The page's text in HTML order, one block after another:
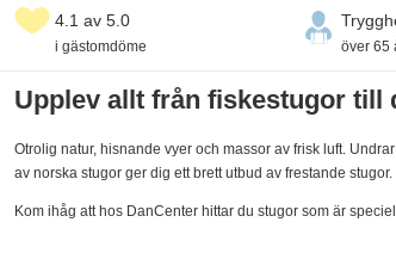
4.1 av 5.0
i gästomdöme över 65
Upplev allt från fiskestugor till
Otrolig natur, hisnande vyer och massor av frisk luft.
av norska stugor ger dig ett brett utbud av frestande
Kom ihåg att hos DanCenter hittar du stugor som är